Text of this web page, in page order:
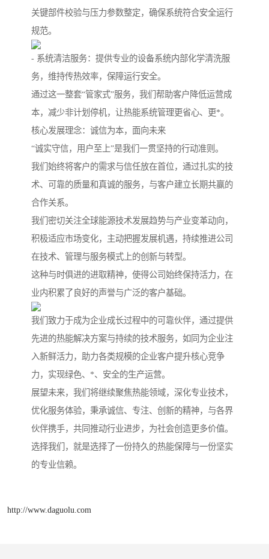
关键部件校验与压力参数整定，确保系统符合安全运行
规范。
- 系统清洁服务：提供专业的设备系统内部化学清洗服
务，维持传热效率，保障运行安全。
通过这一整套“管家式”服务，我们帮助客户降低运营成
本，减少非计划停机，让热能系统管理更省心、更*。
核心发展理念：诚信为本，面向未来
“诚实守信，用户至上”是我们一贯坚持的行动准则。
我们始终将客户的需求与信任放在首位，通过扎实的技
术、可靠的质量和真诚的服务，与客户建立长期共赢的
合作关系。
我们密切关注全球能源技术发展趋势与产业变革动向，
积极适应市场变化，主动把握发展机遇，持续推进公司
在技术、管理与服务模式上的创新与转型。
这种与时俱进的进取精神，使得公司始终保持活力，在
业内积累了良好的声誉与广泛的客户基础。
我们致力于成为企业成长过程中的可靠伙伴，通过提供
先进的热能解决方案与持续的技术服务，如同为企业注
入新鲜活力，助力各类规模的企业客户提升核心竞争
力，实现绿色、*、安全的生产运营。
展望未来，我们将继续聚焦热能领域，深化专业技术，
优化服务体验，秉承诚信、专注、创新的精神，与各界
伙伴携手，共同推动行业进步，为社会创造更多价值。
选择我们，就是选择了一份持久的热能保障与一份坚实
的专业信赖。
http://www.daguolu.com